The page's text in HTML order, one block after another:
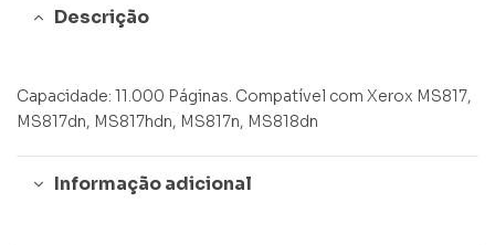
Descrição
Capacidade: 11.000 Páginas. Compatível com Xerox MS817,
MS817dn, MS817hdn, MS817n, MS818dn
Informação adicional